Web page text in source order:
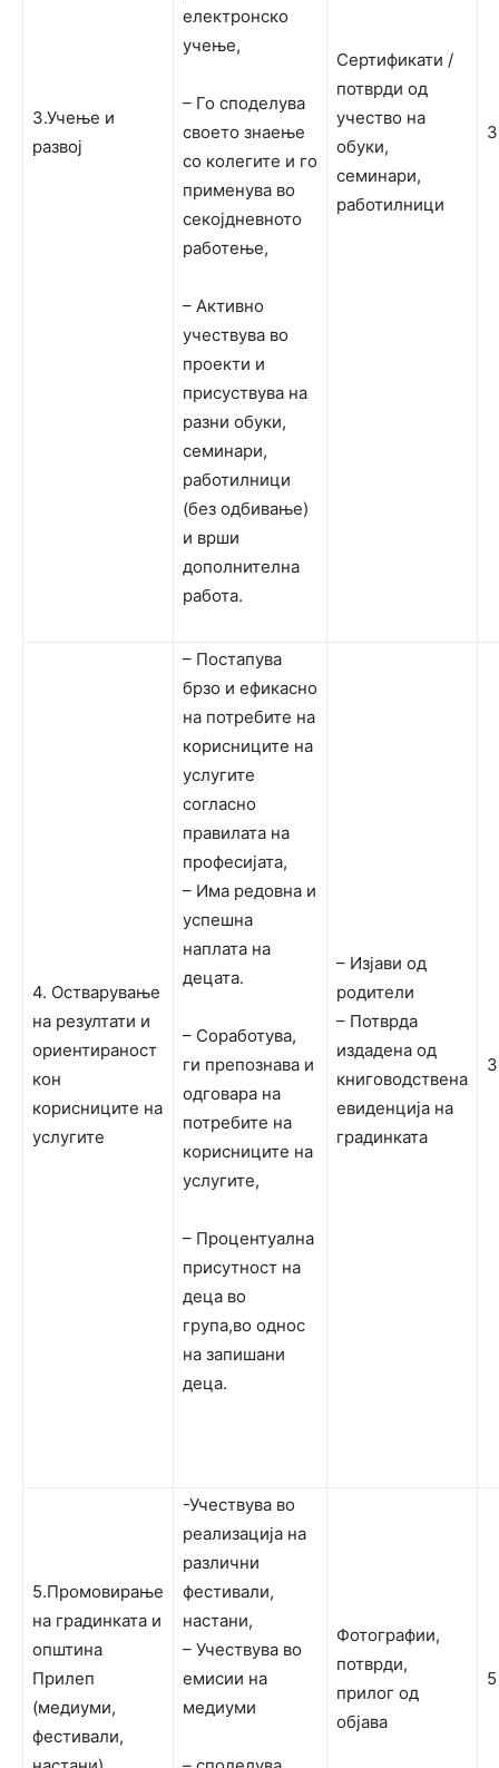
3.Учење и
развој
електронско
учење,
– Го споделува
своето знаење
со колегите и го
применува во
секојдневното
работење,
– Активно
учествува во
проекти и
присуствува на
разни обуки,
семинари,
работилници
(без одбивање)
и врши
дополнителна
работа.
Сертификати /
потврди од
учество на
обуки,
семинари,
работилници
3
4. Остварување
на резултати и
ориентираност
кон
корисниците на
услугите
– Постапува
брзо и ефикасно
на потребите на
корисниците на
услугите
согласно
правилата на
професијата,
– Има редовна и
успешна
наплата на
децата.
– Соработува,
ги препознава и
одговара на
потребите на
корисниците на
услугите,
– Процентуална
присутност на
деца во
група,во однос
на запишани
деца.
– Изјави од
родители
– Потврда
издадена од
книговодствена
евиденција на
градинката
3
5.Промовирање
на градинката и
општина
Прилеп
(медиуми,
фестивали,
-Учествува во
реализација на
различни
фестивали,
настани,
– Учествува во
емисии на
медиуми
Фотографии,
потврди,
прилог од
објава
5